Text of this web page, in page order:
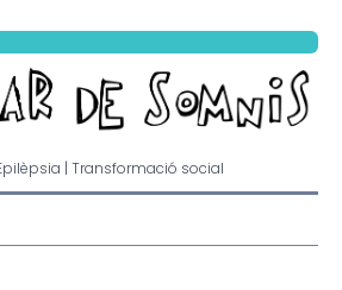
| Transformació social